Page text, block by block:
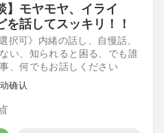
】モヤモヤ、イライ
を話してスッキリ！！
択可》内緒の話し、自慢話、
い、知られると困る、でも誰
、何でもお話しください
确认